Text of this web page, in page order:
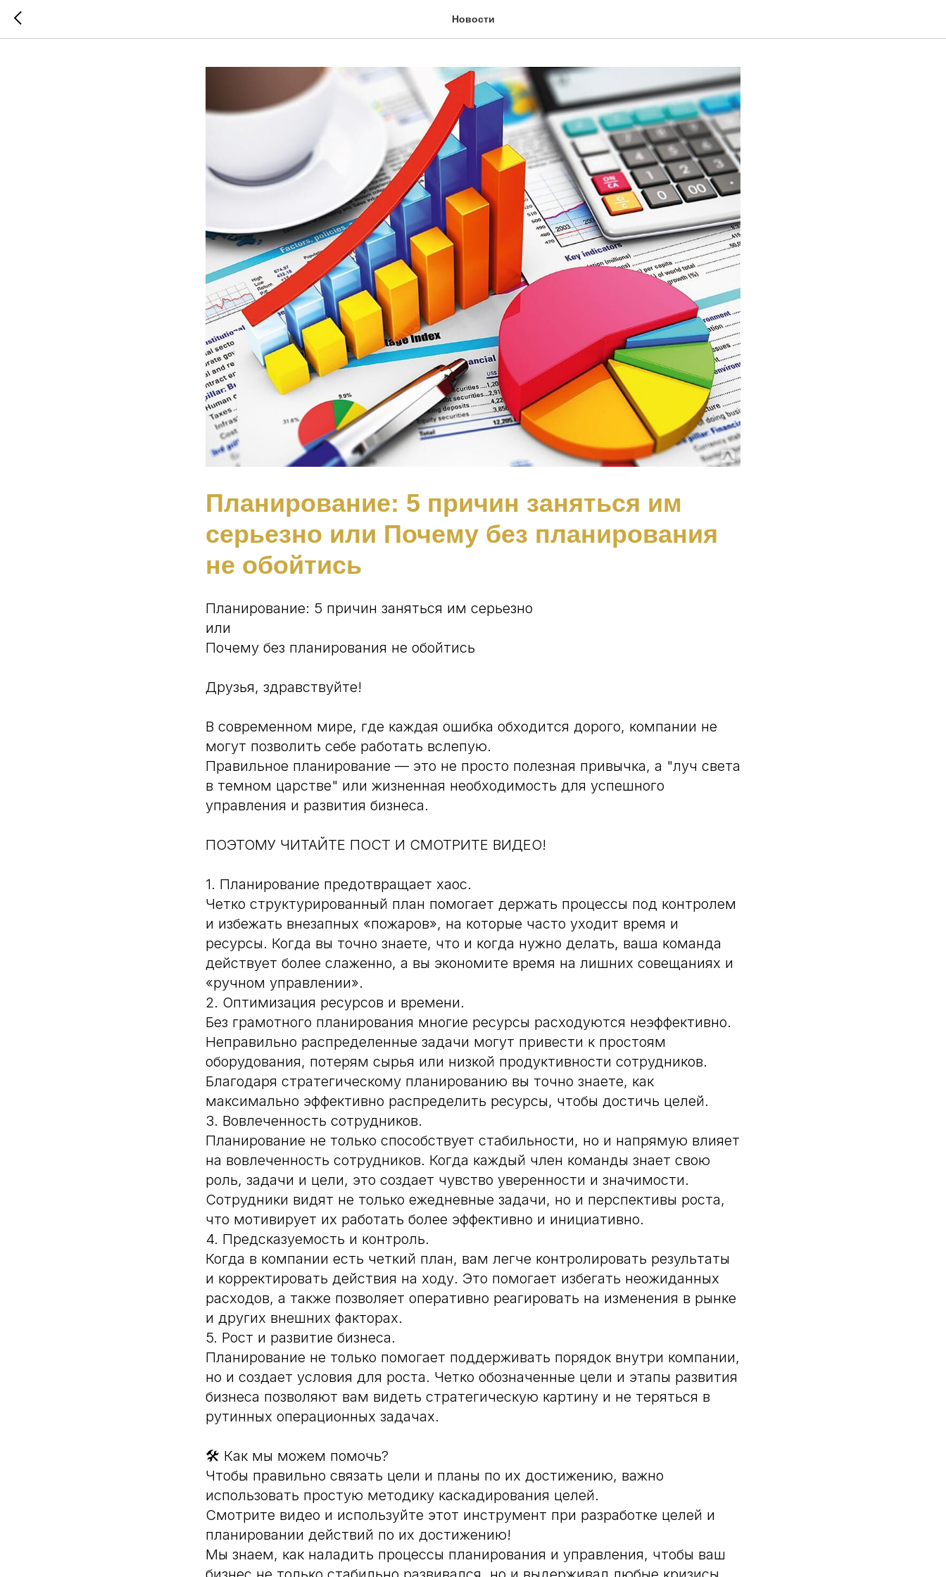
Новости
Планирование: 5 причин заняться им
серьезно или Почему без планирования
не обойтись
Планирование: 5 причин заняться им серьезно
или
Почему без планирования не обойтись
Друзья, здравствуйте!
В современном мире, где каждая ошибка обходится дорого, компании не
могут позволить себе работать вслепую.
Правильное планирование — это не просто полезная привычка, а "луч света
в темном царстве" или жизненная необходимость для успешного
управления и развития бизнеса.
ПОЭТОМУ ЧИТАЙТЕ ПОСТ И СМОТРИТЕ ВИДЕО!
1. Планирование предотвращает хаос.
Четко структурированный план помогает держать процессы под контролем
и избежать внезапных «пожаров», на которые часто уходит время и
ресурсы. Когда вы точно знаете, что и когда нужно делать, ваша команда
действует более слаженно, а вы экономите время на лишних совещаниях и
«ручном управлении».
2. Оптимизация ресурсов и времени.
Без грамотного планирования многие ресурсы расходуются неэффективно.
Неправильно распределенные задачи могут привести к простоям
оборудования, потерям сырья или низкой продуктивности сотрудников.
Благодаря стратегическому планированию вы точно знаете, как
максимально эффективно распределить ресурсы, чтобы достичь целей.
3. Вовлеченность сотрудников.
Планирование не только способствует стабильности, но и напрямую влияет
на вовлеченность сотрудников. Когда каждый член команды знает свою
роль, задачи и цели, это создает чувство уверенности и значимости.
Сотрудники видят не только ежедневные задачи, но и перспективы роста,
что мотивирует их работать более эффективно и инициативно.
4. Предсказуемость и контроль.
Когда в компании есть четкий план, вам легче контролировать результаты
и корректировать действия на ходу. Это помогает избегать неожиданных
расходов, а также позволяет оперативно реагировать на изменения в рынке
и других внешних факторах.
5. Рост и развитие бизнеса.
Планирование не только помогает поддерживать порядок внутри компании,
но и создает условия для роста. Четко обозначенные цели и этапы развития
бизнеса позволяют вам видеть стратегическую картину и не теряться в
рутинных операционных задачах.
🛠 Как мы можем помочь?
Чтобы правильно связать цели и планы по их достижению, важно
использовать простую методику каскадирования целей.
Смотрите видео и используйте этот инструмент при разработке целей и
планировании действий по их достижению!
Мы знаем, как наладить процессы планирования и управления, чтобы ваш